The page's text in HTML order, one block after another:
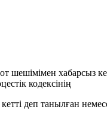
шешімімен хабарсыз
кодексінің
деп танылған